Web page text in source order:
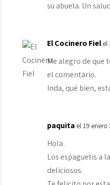
su abuela. Un
El Cocinero Fiel el
Me alegro de que
el comentario.
Inda, qué bien,
paquita el 19 enero
Hola .
Los espaguetis a
deliciosos.